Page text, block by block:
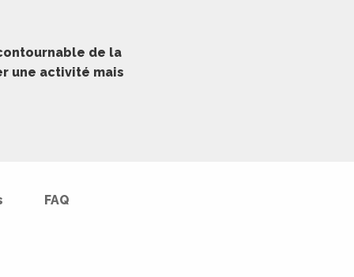
de la
une activité mais
FAQ